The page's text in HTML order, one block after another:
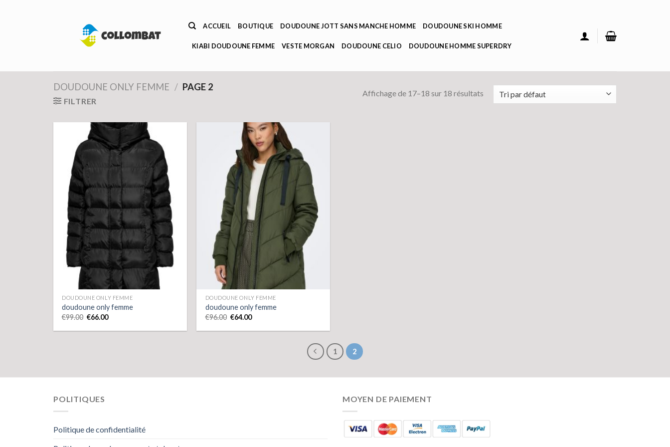
ACCUEIL BOUTIQUE DOUDOUNE JOTT SANS MANCHE HOMME DOUDOUNE SKI HOMME
KIABI DOUDOUNE FEMME VESTE MORGAN DOUDOUNE CELIO DOUDOUNE HOMME SUPERDRY
DOUDOUNE ONLY FEMME / PAGE 2
FILTRER
Affichage de 17–18 sur 18 résultats
DOUDOUNE ONLY FEMME
doudoune only femme
€99.00 €66.00
DOUDOUNE ONLY FEMME
doudoune only femme
€96.00 €64.00
1 2
POLITIQUES
Politique de confidentialité
MOYEN DE PAIEMENT